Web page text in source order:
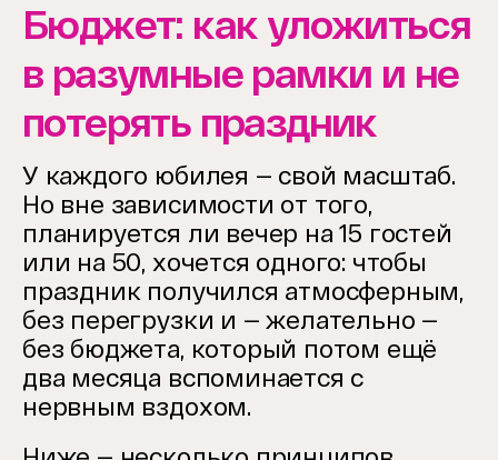
Бюджет: как уложиться
в разумные рамки и не
потерять праздник
У каждого юбилея — свой масштаб.
Но вне зависимости от того,
планируется ли вечер на 15 гостей
или на 50, хочется одного: чтобы
праздник получился атмосферным,
без перегрузки и — желательно —
без бюджета, который потом ещё
два месяца вспоминается с
нервным вздохом.